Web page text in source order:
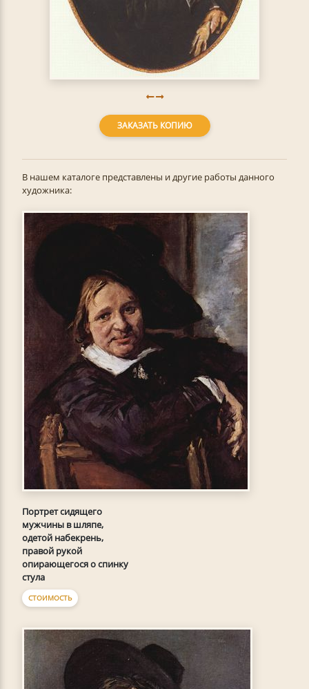
ЗАКАЗАТЬ КОПИЮ
В нашем каталоге представлены и другие работы данного
художника:
Портрет сидящего
мужчины в шляпе,
одетой набекрень,
правой рукой
опирающегося о спинку
стула
СТОИМОСТЬ